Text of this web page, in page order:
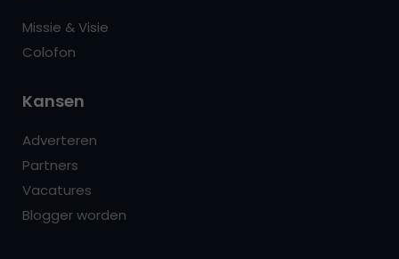
Missie & Visie
Colofon
Kansen
Adverteren
Partners
Vacatures
Blogger worden